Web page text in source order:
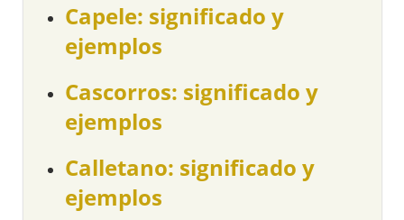
Capele: significado y
ejemplos
Cascorros: significado y
ejemplos
Calletano: significado y
ejemplos